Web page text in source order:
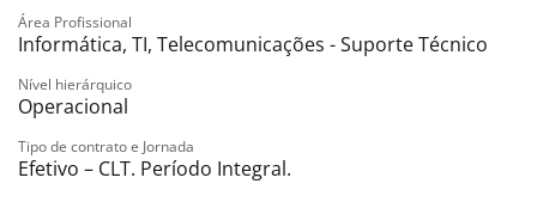
Área Profissional
Informática, TI, Telecomunicações - Suporte Técnico
Nível hierárquico
Operacional
Tipo de contrato e Jornada
Efetivo – CLT. Período Integral.